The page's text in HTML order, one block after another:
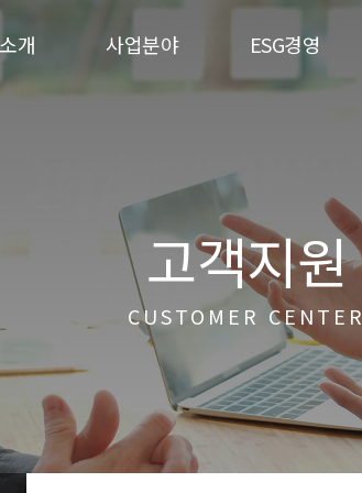
개 사업분야 ESG경영
고객지원
CUSTOMER CENTER